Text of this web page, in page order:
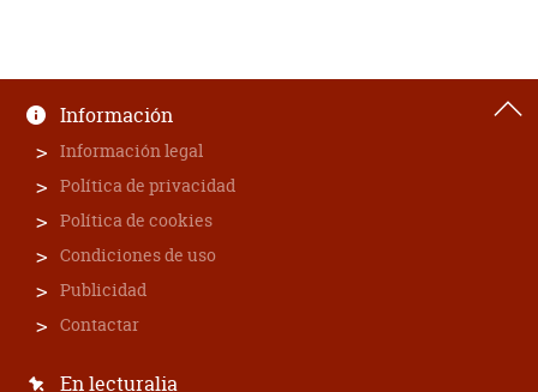
Información
Información legal
Política de privacidad
Política de cookies
Condiciones de uso
Publicidad
Contactar
En lecturalia